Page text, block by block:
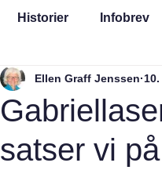
Historier Infobrev
satser vi
Ellen Graff Jenssen